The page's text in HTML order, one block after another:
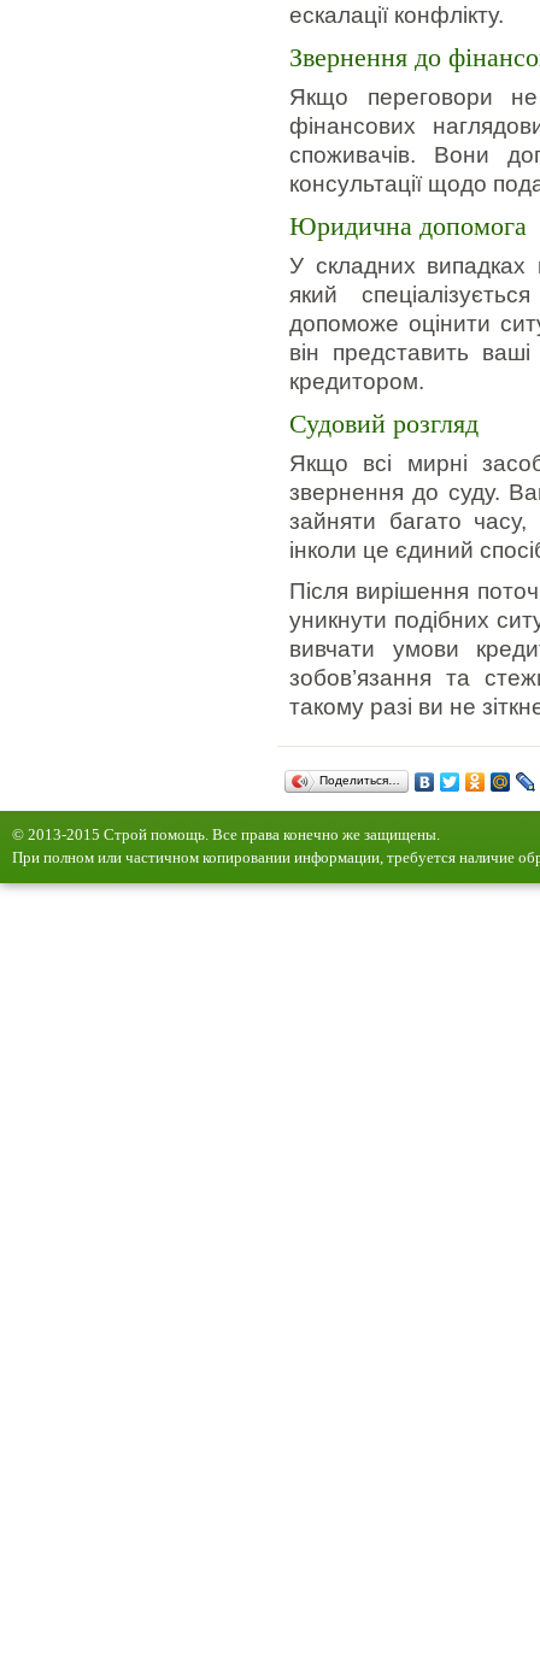
ескалації конфлікту.
Звернення до
Якщо переговори
фінансових
споживачів. Вони
консультації щодо
Юридична допомога
У складних
який
допоможе оцінити
він представить
кредитором.
Судовий розгляд
Якщо всі мирні
звернення до суду.
зайняти багато
інколи це єдиний
Після вирішення
уникнути подібних
вивчати умови
зобов’язання та
такому разі ви не
Поделиться…
© 2013-2015 Строй помощь. Все права конечно же защищены.
При полном или частичном копировании информации, требуется наличие